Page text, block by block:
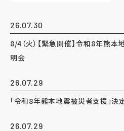
26.07.30
8/4（火）【緊急開催】令和8年熊
明会
26.07.29
「令和8年熊本地震被災者支援」決
26.07.29